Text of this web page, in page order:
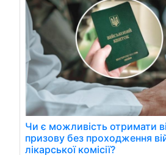
Чи є можливість отримати
призову без проходження
лікарської комісії?